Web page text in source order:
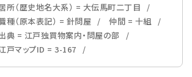
所（歴史地名大系） = 大伝馬町二丁目
種（原本表記） = 針問屋
仲間 = 十組
典 = 江戸独買物案内・問屋の部
戸マップID = 3-167